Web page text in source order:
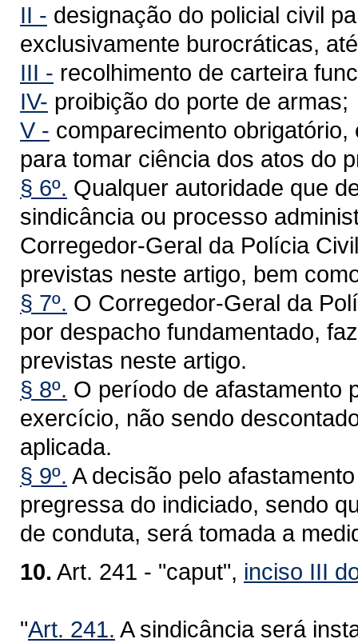
II - designação do policial civil
exclusivamente burocráticas,
III - recolhimento de carteira
IV- proibição do porte de armas;
V - comparecimento
para tomar ciência dos atos do
§ 6º. Qualquer autoridade que
sindicância ou processo
Corregedor-Geral da Polícia
previstas neste artigo, bem
§ 7º. O Corregedor-Geral da
por despacho fundamentado,
previstas neste artigo.
§ 8º. O período de afastamento
exercício, não sendo
aplicada.
§ 9º. A decisão pelo
pregressa do indiciado, sendo
de conduta, será tomada a
10. Art. 241 - "caput", inciso III
"Art. 241. A sindicância será